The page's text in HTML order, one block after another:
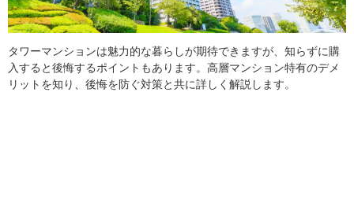
タワーマンションは魅力的な暮らしが期待できますが、知らずに購
入すると後悔するポイントもあります。高層マンション特有のデメ
リットを知り、後悔を防ぐ対策と共に詳しく解説します。